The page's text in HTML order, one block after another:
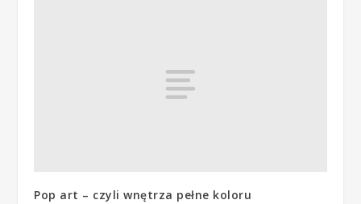
Pop art – czyli wnętrza pełne koloru